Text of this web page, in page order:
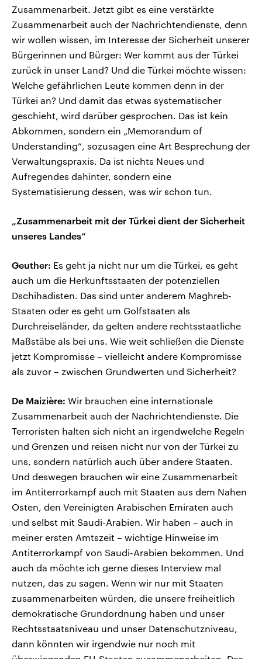
Zusammenarbeit. Jetzt gibt es eine verstärkte
Zusammenarbeit auch der Nachrichtendienste, denn
wir wollen wissen, im Interesse der Sicherheit unserer
Bürgerinnen und Bürger: Wer kommt aus der Türkei
zurück in unser Land? Und die Türkei möchte wissen:
Welche gefährlichen Leute kommen denn in der
Türkei an? Und damit das etwas systematischer
geschieht, wird darüber gesprochen. Das ist kein
Abkommen, sondern ein „Memorandum of
Understanding“, sozusagen eine Art Besprechung der
Verwaltungspraxis. Da ist nichts Neues und
Aufregendes dahinter, sondern eine
Systematisierung dessen, was wir schon tun.
„Zusammenarbeit mit der Türkei dient der Sicherheit
unseres Landes“
Geuther: Es geht ja nicht nur um die Türkei, es geht
auch um die Herkunftsstaaten der potenziellen
Dschihadisten. Das sind unter anderem Maghreb-
Staaten oder es geht um Golfstaaten als
Durchreiseländer, da gelten andere rechtsstaatliche
Maßstäbe als bei uns. Wie weit schließen die Dienste
jetzt Kompromisse – vielleicht andere Kompromisse
als zuvor – zwischen Grundwerten und Sicherheit?
De Maizière: Wir brauchen eine internationale
Zusammenarbeit auch der Nachrichtendienste. Die
Terroristen halten sich nicht an irgendwelche Regeln
und Grenzen und reisen nicht nur von der Türkei zu
uns, sondern natürlich auch über andere Staaten.
Und deswegen brauchen wir eine Zusammenarbeit
im Antiterrorkampf auch mit Staaten aus dem Nahen
Osten, den Vereinigten Arabischen Emiraten auch
und selbst mit Saudi-Arabien. Wir haben – auch in
meiner ersten Amtszeit – wichtige Hinweise im
Antiterrorkampf von Saudi-Arabien bekommen. Und
auch da möchte ich gerne dieses Interview mal
nutzen, das zu sagen. Wenn wir nur mit Staaten
zusammenarbeiten würden, die unsere freiheitlich
demokratische Grundordnung haben und unser
Rechtsstaatsniveau und unser Datenschutzniveau,
dann könnten wir irgendwie nur noch mit